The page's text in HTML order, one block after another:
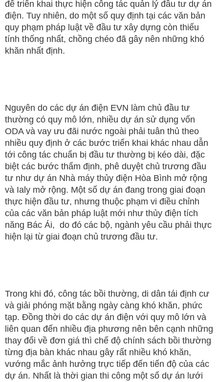
để triển khai thực hiện công tác quản lý đầu tư dự án
điện. Tuy nhiên, do một số quy định tại các văn bản
quy phạm pháp luật về đầu tư xây dựng còn thiếu
tính thống nhất, chồng chéo đã gây nên những khó
khăn nhất định.
Nguyên do các dự án điện EVN làm chủ đầu tư
thường có quy mô lớn, nhiều dự án sử dụng vốn
ODA và vay ưu đãi nước ngoài phải tuân thủ theo
nhiều quy định ở các bước triển khai khác nhau dẫn
tới công tác chuẩn bị đầu tư thường bị kéo dài, đặc
biệt các bước thẩm định, phê duyệt chủ trương đầu
tư như dự án Nhà máy thủy điện Hòa Bình mở rộng
và Ialy mở rộng. Một số dự án đang trong giai đoạn
thực hiện đầu tư, nhưng thuộc phạm vi điều chỉnh
của các văn bản pháp luật mới như thủy điện tích
năng Bác Ái, do đó các bộ, ngành yêu cầu phải thực
hiện lại từ giai đoạn chủ trương đầu tư.
Trong khi đó, công tác bồi thường, di dân tái định cư
và giải phóng mặt bằng ngày càng khó khăn, phức
tạp. Đồng thời do các dự án điện với quy mô lớn và
liên quan đến nhiều địa phương nên bên cạnh những
thay đổi về đơn giá thì chế độ chính sách bồi thường
từng địa bàn khác nhau gây rất nhiều khó khăn,
vướng mắc ảnh hưởng trực tiếp đến tiến độ của các
dự án. Nhất là thời gian thi công một số dự án lưới